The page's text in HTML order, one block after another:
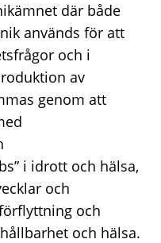
där både
används för att
och i
av
genom att
i idrott och hälsa,
och
och
och hälsa.